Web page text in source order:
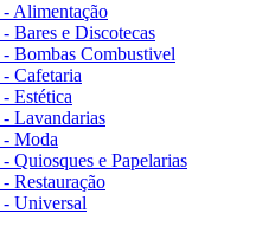
Alimentação
Bares e Discotecas
Bombas Combustivel
Cafetaria
Estética
Lavandarias
Moda
Quiosques e Papelarias
Restauração
Universal